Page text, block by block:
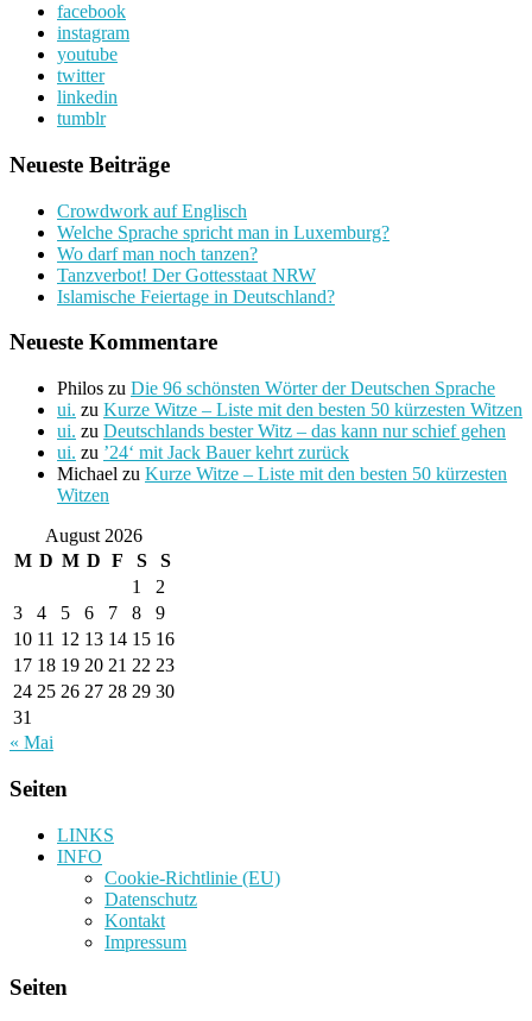
facebook
instagram
youtube
twitter
linkedin
tumblr
Neueste Beiträge
Crowdwork auf Englisch
Welche Sprache spricht man in Luxemburg?
Wo darf man noch tanzen?
Tanzverbot! Der Gottesstaat NRW
Islamische Feiertage in Deutschland?
Neueste Kommentare
Philos zu Die 96 schönsten Wörter der Deutschen Sprache
ui. zu Kurze Witze – Liste mit den besten 50 kürzesten Witzen
ui. zu Deutschlands bester Witz – das kann nur schief gehen
ui. zu ’24‘ mit Jack Bauer kehrt zurück
Michael zu Kurze Witze – Liste mit den besten 50 kürzesten
Witzen
August 2026
M D M D F S
S
1
2
3
4 5 6 7 8
9
10 11 12 13 14 15 16
17 18 19 20 21 22 23
24 25 26 27 28 29 30
31
« Mai
Seiten
LINKS
INFO
Cookie-Richtlinie (EU)
Datenschutz
Kontakt
Impressum
Seiten